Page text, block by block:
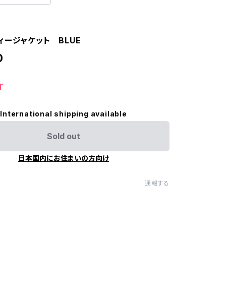
ージャケット BLUE
International shipping available
Sold out
日本国内にお住まいの方向け
通報する